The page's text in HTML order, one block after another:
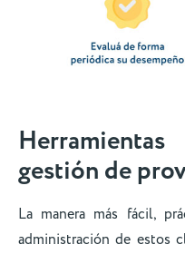
gestión de
La manera más fácil,
administración de estos